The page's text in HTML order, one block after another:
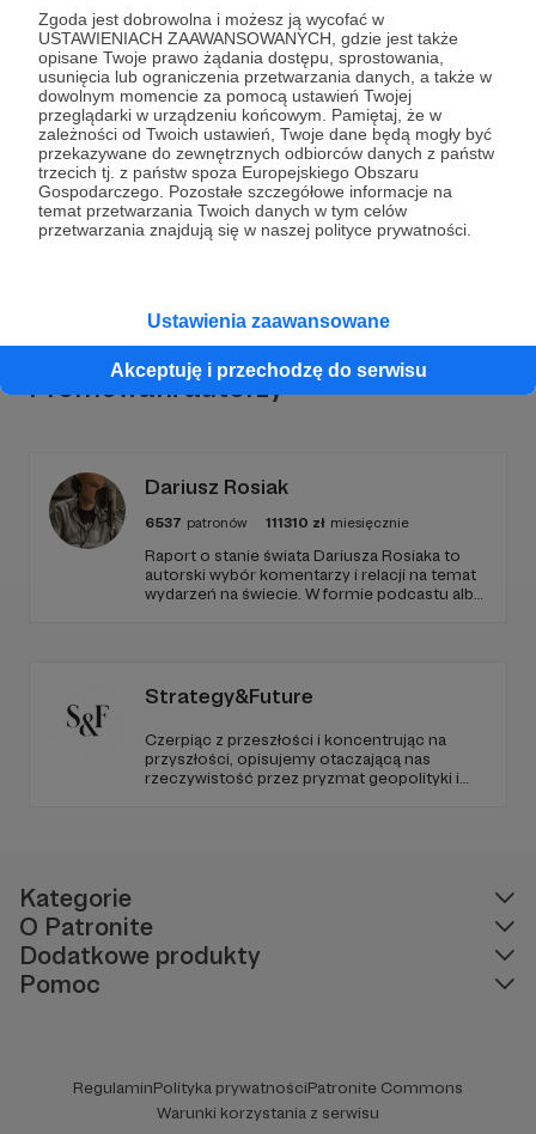
Zgoda jest dobrowolna i możesz ją wycofać w
USTAWIENIACH ZAAWANSOWANYCH, gdzie jest także
opisane Twoje prawo żądania dostępu, sprostowania,
usunięcia lub ograniczenia przetwarzania danych, a także w
dowolnym momencie za pomocą ustawień Twojej
przeglądarki w urządzeniu końcowym. Pamiętaj, że w
zależności od Twoich ustawień, Twoje dane będą mogły być
przekazywane do zewnętrznych odbiorców danych z państw
trzecich tj. z państw spoza Europejskiego Obszaru
Gospodarczego. Pozostałe szczegółowe informacje na
temat przetwarzania Twoich danych w tym celów
przetwarzania znajdują się w naszej polityce prywatności.
Ustawienia zaawansowane
Akceptuję i przechodzę do serwisu
Dołącz do grona Patronów!
Wesprzyj działalność AutoraRadio Nowy Światjuż
teraz!
Promowani autorzy
Dariusz Rosiak
6537 patronów 111310 zł miesięcznie
Raport o stanie świata Dariusza Rosiaka to
autorski wybór komentarzy i relacji na temat
wydarzeń na świecie. W formie podcastu albo
Strategy&Future
Czerpiąc z przeszłości i koncentrując na
przyszłości, opisujemy otaczającą nas
rzeczywistość przez pryzmat geopolityki i
Kategorie
O Patronite
Dodatkowe produkty
Pomoc
RegulaminPolityka prywatnościPatronite Commons
Warunki korzystania z serwisu